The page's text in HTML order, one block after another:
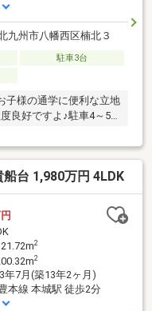
九州市八幡西区楠北３
駐車3台
子様の通学に便利な立地
良好ですよ♪駐車4～5
所有者様が住ん
です。営業時間 10時～
間帯はお電話でのお問
下の電話ボタンをタッ
＞0120-210-
台 1,980万円 4LDK
2
2
年7月(築13年2ヶ月)
本線 本城駅 徒歩2分